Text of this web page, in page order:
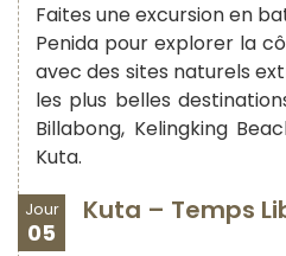
Faites une excursion en
Penida pour explorer la
avec des sites naturels
les plus belles
Billabong, Kelingking
Kuta.
Jour
05
Kuta – Temps